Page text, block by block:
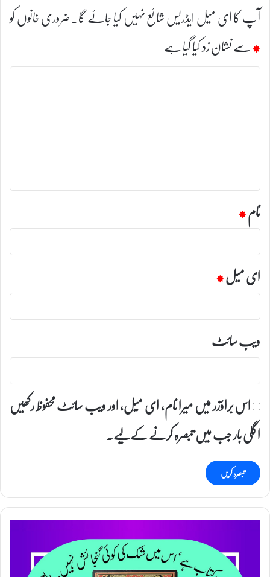
آپ کا ای میل ایڈریس شائع نہیں کیا جائے گا۔ضروری خانوں کو
*سے نشان زد کیا گیا ہے
ت
نام*
ای میل*
ویب‌ سائٹ
اس براؤزر میں میرا نام، ای میل، اور ویب سائٹ محفوظ رکھیں
اگلی بار جب میں تبصرہ کرنے کےلیے۔